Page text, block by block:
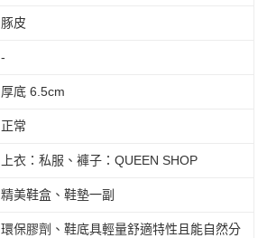
豚皮
-
厚底 6.5cm
正常
上衣：私服、褲子：QUEEN SHOP
精美鞋盒、鞋墊一副
環保膠劑、鞋底具輕量舒適特性且能自然分